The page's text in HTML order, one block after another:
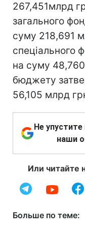
267,451млрд
загального
суму 218,691
на суму
бюджету
56,105 млрд
Не
наши
Или читайте
Больше по теме: